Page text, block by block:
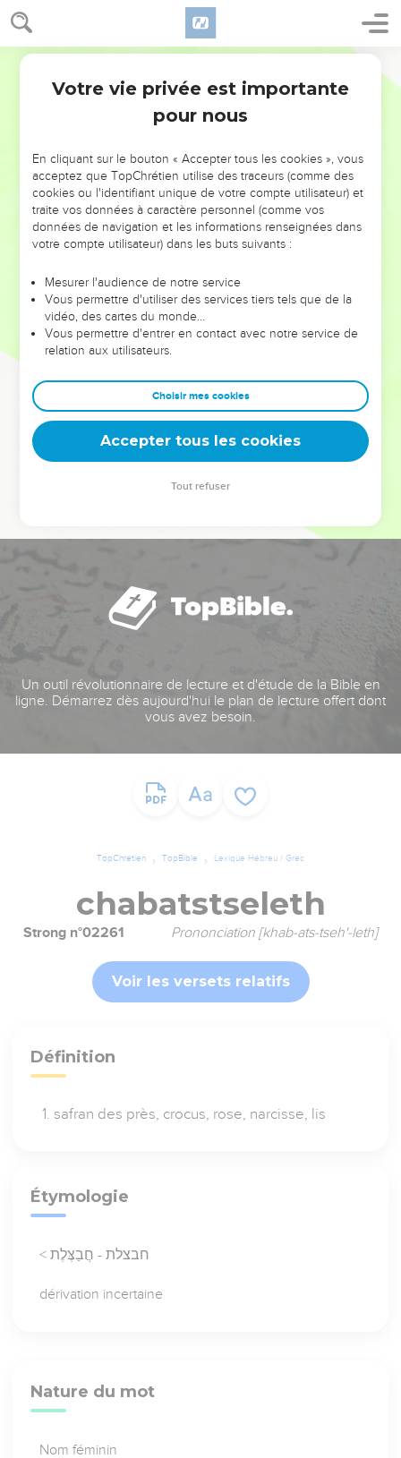
NE MANQUEZ PAS L’ÉVÉNEMENT
DE L’ANNÉE !
ET SI LEURS ERREURS POUVAIENT VOUS ÉVITER LES
VOTRES ?
leur foi ou leur vision. Mais on voit moins les doutes, les erreurs
et les saisons difficiles qu'ils ont traversés, alors même que ce
sont elles qui les ont façonnés.
Dans cette conférence, leaders, entrepreneurs, et responsables
clés pour avancer avec plus de sagesse afin que leurs erreurs
deviennent vos tremplins. Que vous guidiez un ministère, une
équipe, un groupe ou une famille, leur expérience est faite
Un outil révolutionnaire de lecture et d'étude de la Bible en
ligne. Démarrez dès aujourd'hui le plan de lecture offert dont
vous avez besoin.
TopChrétien TopBible Lexique Hébreu / Grec
chabatstseleth
Strong n°02261 Prononciation [khab-ats-tseh'-leth]
Voir les versets relatifs
Définition
safran des près, crocus, rose, narcisse, lis
Étymologie
< חבצלת - חֲבַצֶּלֶת
dérivation incertaine
Nature du mot
Nom féminin
Votre vie privée est importante
pour nous
En cliquant sur le bouton « Accepter tous les cookies », vous
acceptez que TopChrétien utilise des traceurs (comme des
cookies ou l'identifiant unique de votre compte utilisateur) et
traite vos données à caractère personnel (comme vos
données de navigation et les informations renseignées dans
votre compte utilisateur) dans les buts suivants :
Mesurer l'audience de notre service
Vous permettre d'utiliser des services tiers tels que de la
vidéo, des cartes du monde…
Vous permettre d'entrer en contact avec notre service de
relation aux utilisateurs.
Choisir mes cookies
Accepter tous les cookies
Tout refuser